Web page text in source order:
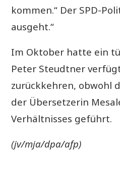
kommen.“ Der SPD-
ausgeht.“
Im Oktober hatte ein
Peter Steudtner
zurückkehren, obwohl
der Übersetzerin
Verhältnisses geführt.
(jv/mja/dpa/afp)